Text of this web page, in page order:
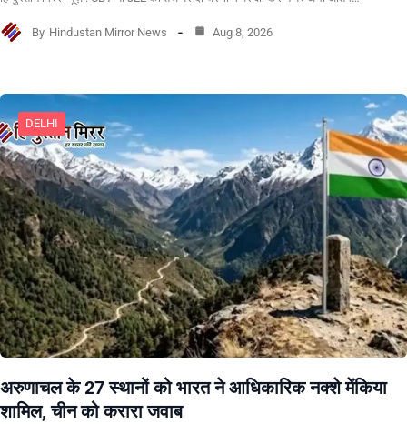
By Hindustan Mirror News Aug 8, 2026
DELHI
अरुणाचल के 27 स्थानों को भारत ने आधिकारिक नक्शे मेंकिया
शामिल, चीन को करारा जवाब